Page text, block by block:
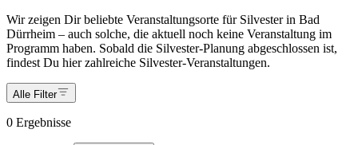
Wir zeigen Dir beliebte Veranstaltungsorte für Silvester in Bad
Dürrheim – auch solche, die aktuell noch keine Veranstaltung im
Programm haben. Sobald die Silvester-Planung abgeschlossen ist,
findest Du hier zahlreiche Silvester-Veranstaltungen.
Alle Filter
0 Ergebnisse